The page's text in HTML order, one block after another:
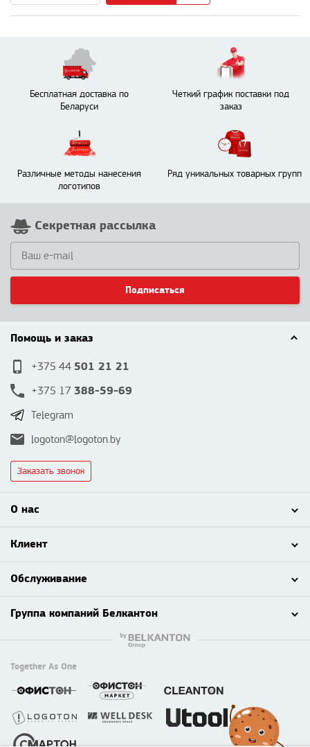
Бесплатная доставка по
Беларуси
Четкий график поставки под
заказ
Различные методы нанесения
логотипов
Ряд уникальных товарных групп
Секретная рассылка
Подписаться
Помощь и заказ
+375 44 501 21 21
+375 17 388-59-69
Telegram
logoton@logoton.by
Заказать звонок
О нас
Клиент
Обслуживание
Группа компаний Белкантон
Together As One